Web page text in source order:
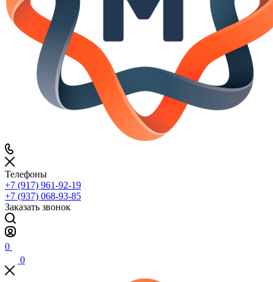
Телефоны
+7 (917) 961-92-19
+7 (937) 068-93-85
Заказать звонок
0
0